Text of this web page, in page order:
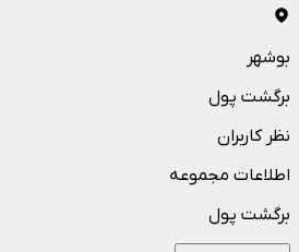
بوشهر
برگشت پول
نظر کاربران
اطلاعات مجموعه
برگشت پول